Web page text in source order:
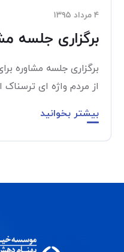
۴ مرداد ۱۳۹۵
برگزاری جلسه
برگزاری جلسه مشاوره
از مردم واژه ای
بیشتر بخوانید